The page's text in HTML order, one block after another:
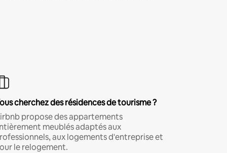
cherchez des résidences de tourisme ?
propose des appartements
meublés adaptés aux
aux logements d'entreprise et
le relogement.